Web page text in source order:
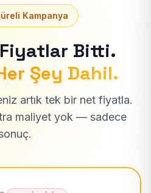
Kampanya
Fiyatlar Bitti.
Şey Dahil.
artık tek bir net fiyatla.
maliyet yok — sadece